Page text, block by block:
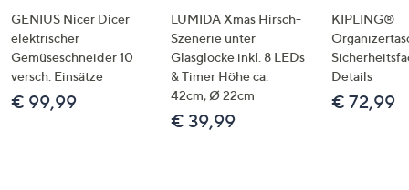
GENIUS Nicer Dicer
elektrischer
Gemüseschneider 10
versch. Einsätze
€ 99,99
LUMIDA Xmas Hirsch-
Szenerie unter
Glasglocke inkl. 8 LEDs
& Timer Höhe ca.
42cm, Ø 22cm
€ 39,99
KIPLING®
Details
€ 72,99